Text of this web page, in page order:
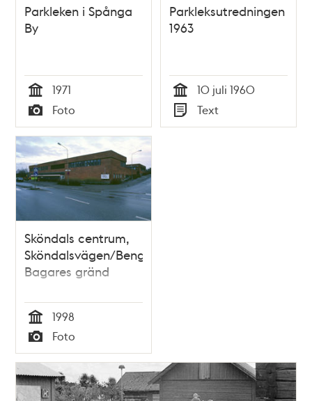
Parkleken i Spånga
By
Tid
1971
Typ
Foto
Parkleksutredningen
1963
Tid
10 juli 1960
Typ
Text
Sköndals centrum,
Sköndalsvägen/Bengt
Bagares gränd
Tid
1998
Typ
Foto